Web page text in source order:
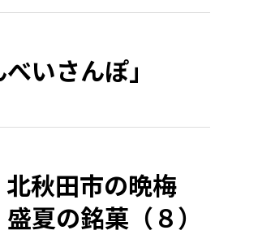
いさんぽ」
秋田市の晩梅
夏の銘菓（８）